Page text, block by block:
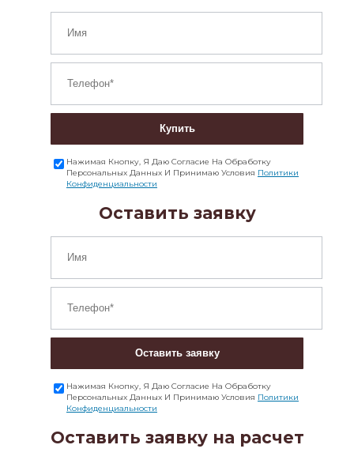
Купить
Нажимая Кнопку, Я Даю Согласие На Обработку
Персональных Данных И Принимаю Условия Политики
Конфиденциальности
Оставить заявку
Оставить заявку
Нажимая Кнопку, Я Даю Согласие На Обработку
Персональных Данных И Принимаю Условия Политики
Конфиденциальности
Оставить заявку на расчет